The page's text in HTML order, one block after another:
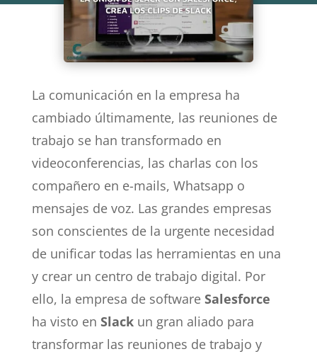
La comunicación en la empresa ha
cambiado últimamente, las reuniones de
trabajo se han transformado en
videoconferencias, las charlas con los
compañero en e-mails, Whatsapp o
mensajes de voz. Las grandes empresas
son conscientes de la urgente necesidad
de unificar todas las herramientas en una
y crear un centro de trabajo digital. Por
ello, la empresa de software Salesforce
ha visto en Slackun gran aliado para
transformar las reuniones de trabajo y